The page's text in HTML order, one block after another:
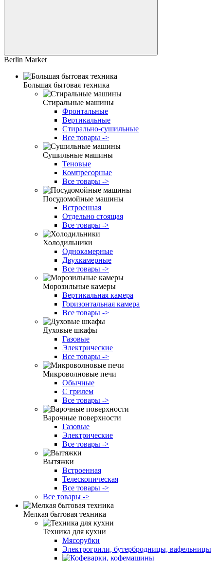
Berlin Market
Большая бытовая техника
Стиральные машины
Фронтальные
Вертикальные
Стирально-сушильные
Все товары ->
Сушильные машины
Теновые
Компресорные
Все товары ->
Посудомойные машины
Встроенная
Отдельно стоящая
Все товары ->
Холодильники
Однокамерные
Двухкамерные
Все товары ->
Морозильные камеры
Вертикальная камера
Горизонтальная камера
Все товары ->
Духовые шкафы
Газовые
Электрические
Все товары ->
Микроволновые печи
Обычные
С грилем
Все товары ->
Варочные поверхности
Газовые
Электрические
Все товары ->
Вытяжки
Встроенная
Телескопическая
Все товары ->
Все товары ->
Мелкая бытовая техника
Техника для кухни
Мясорубки
Электрогрили, бутербродницы, вафельницы